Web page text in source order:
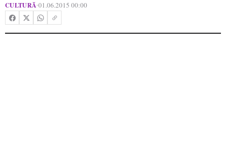
CULTURĂ•01.06.2015 00:00